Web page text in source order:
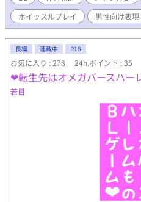
ホイッスルプレイ
男性向け表現
長編 連載中 R18
お気に入り : 278 24h.ポイント : 35
❤︎転生先はオメガバースハー
若目